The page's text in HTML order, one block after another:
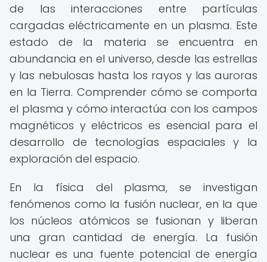
de las interacciones entre partículas
cargadas eléctricamente en un plasma. Este
estado de la materia se encuentra en
abundancia en el universo, desde las estrellas
y las nebulosas hasta los rayos y las auroras
en la Tierra. Comprender cómo se comporta
el plasma y cómo interactúa con los campos
magnéticos y eléctricos es esencial para el
desarrollo de tecnologías espaciales y la
exploración del espacio.
En la física del plasma, se investigan
fenómenos como la fusión nuclear, en la que
los núcleos atómicos se fusionan y liberan
una gran cantidad de energía. La fusión
nuclear es una fuente potencial de energía